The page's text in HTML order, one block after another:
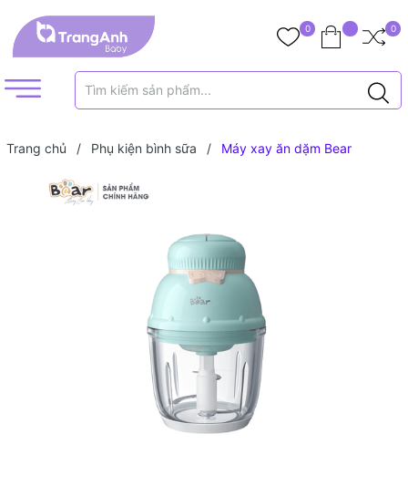
0 0
Trang chủ / Phụ kiện bình sữa / Máy xay ăn dặm Bear